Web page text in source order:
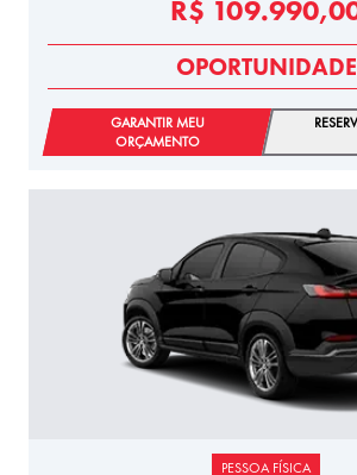
R$
OPORTUNIDADE
GARANTIR MEU
ORÇAMENTO
PESSOA FÍSICA